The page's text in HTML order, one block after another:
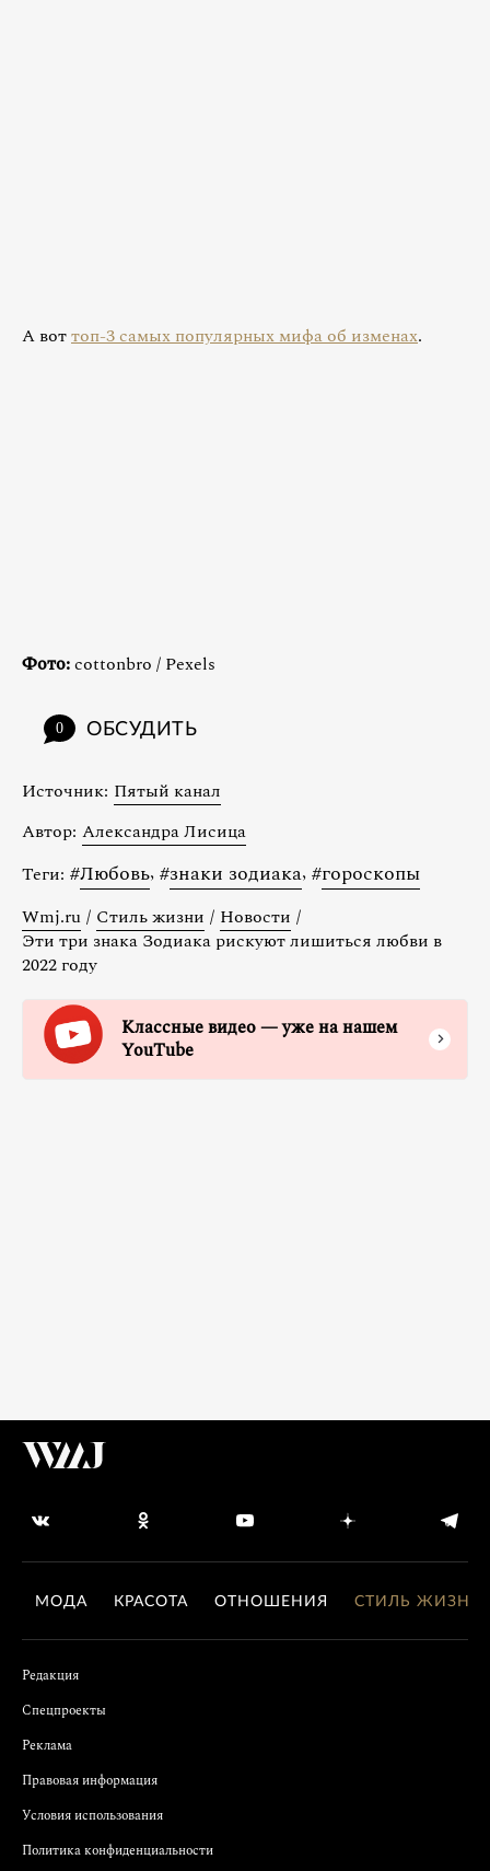
А воттоп-3 самых популярных мифа об изменах.
Фото:cottonbro / Pexels
0 ОБСУДИТЬ
Источник: Пятый канал
Автор: Александра Лисица
Теги: #Любовь, #знаки зодиака, #гороскопы
Wmj.ru / Стиль жизни / Новости /
Эти три знака Зодиака рискуют лишиться любви в
2022 году
Классные видео — уже на нашем
YouTube
МОДА КРАСОТА ОТНОШЕНИЯ СТИЛЬ ЖИЗНИ
Редакция
Спецпроекты
Реклама
Правовая информация
Условия использования
Политика конфиденциальности